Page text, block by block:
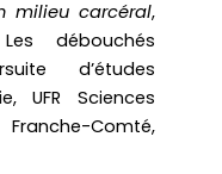
milieu carcéral,
débouchés
d’études
UFR Sciences
Comté,